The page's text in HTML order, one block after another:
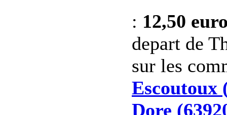
: 12,50
depart de
sur les
Escoutoux
Dore